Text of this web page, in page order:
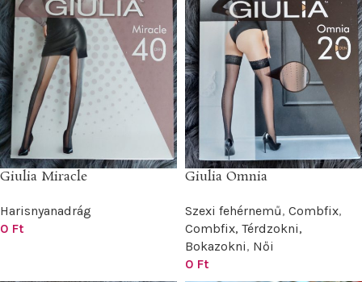
Giulia Miracle
Harisnyanadrág
0 Ft
Giulia Omnia
Szexi fehérnemű, Combfix,
Combfix, Térdzokni,
Bokazokni, Női
0 Ft